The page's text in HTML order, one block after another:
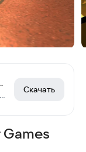
метро
Симулятор-3D машиниста на Сокольнической линии московского метро!
Скачать